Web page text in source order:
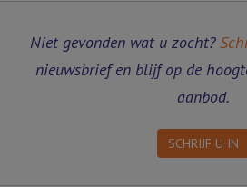
Niet gevonden wat u zocht?
nieuwsbrief en blijf op de
aanbod.
SCHRIJF U IN